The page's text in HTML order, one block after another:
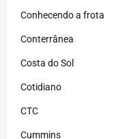
Conhecendo a frota
Conterrânea
Costa do Sol
Cotidiano
CTC
Cummins